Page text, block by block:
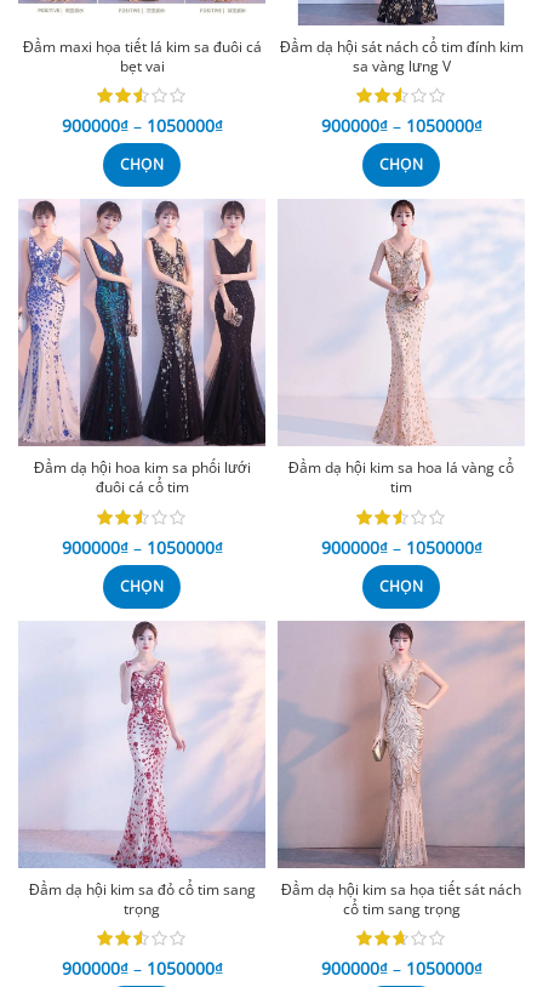
Đầm maxi họa tiết lá kim sa đuôi cá
bẹt vai
900000₫ – 1050000₫
CHỌN
Đầm dạ hội sát nách cổ tim đính kim
sa vàng lưng V
900000₫ – 1050000₫
CHỌN
Đầm dạ hội hoa kim sa phối lưới
đuôi cá cổ tim
900000₫ – 1050000₫
CHỌN
Đầm dạ hội kim sa hoa lá vàng cổ
tim
900000₫ – 1050000₫
CHỌN
Đầm dạ hội kim sa đỏ cổ tim sang
trọng
900000₫ – 1050000₫
Đầm dạ hội kim sa họa tiết sát nách
cổ tim sang trọng
900000₫ – 1050000₫